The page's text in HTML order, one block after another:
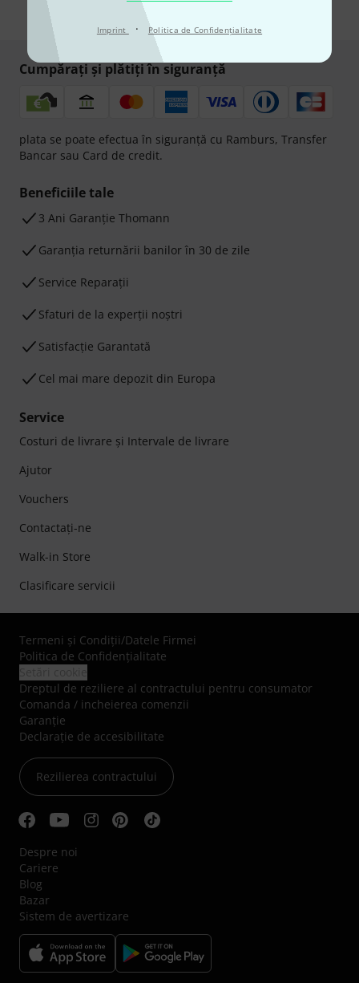
Imprint · Politica de Confidenţialitate
Cumpărați și plătiți în siguranță
plata se poate efectua în siguranță cu Ramburs, Transfer
Bancar sau Card de credit.
Beneficiile tale
3 Ani Garanție Thomann
Garanţia returnării banilor în 30 de zile
Service Reparații
Sfaturi de la experții noștri
Satisfacție Garantată
Cel mai mare depozit din Europa
Service
Costuri de livrare şi Intervale de livrare
Ajutor
Vouchers
Contactaţi-ne
Walk-in Store
Clasificare servicii
Termeni şi Condiţii/Datele Firmei
Politica de Confidenţialitate
Dreptul de reziliere al contractului pentru consumator
Comanda / incheierea comenzii
Garanție
Declarație de accesibilitate
Rezilierea contractului
Despre noi
Cariere
Blog
Bazar
Sistem de avertizare